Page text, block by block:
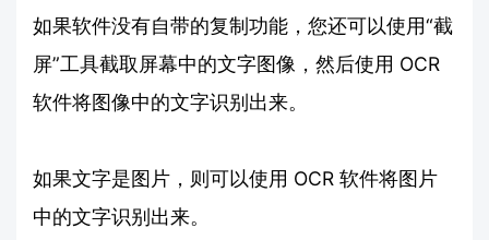
如果软件没有自带的复制功能，您还可以使用“截
屏”工具截取屏幕中的文字图像，然后使用 OCR
软件将图像中的文字识别出来。
如果文字是图片，则可以使用 OCR 软件将图片
中的文字识别出来。